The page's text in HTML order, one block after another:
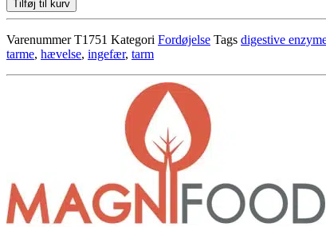
Complex
Tilføj til kurv
Varenummer T1751 Kategori Fordøjelse Tags digestive
tarme, hævelse, ingefær, tarm